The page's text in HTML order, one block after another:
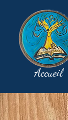
Accueil